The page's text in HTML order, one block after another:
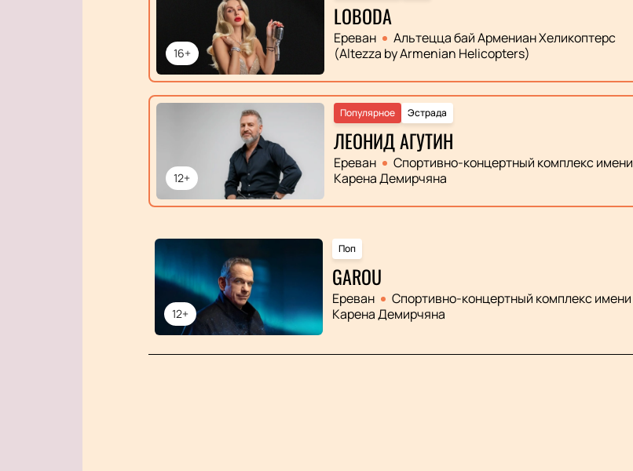
16+
LOBODA
Ереван
Альтецца бай Армениан Хеликоптерс
(Altezza by Armenian Helicopters)
12+
Эстрада
Популярное
ЛЕОНИД АГУТИН
Ереван
Спортивно-концертный комплекс имени
Карена Демирчяна
12+
Поп
GAROU
Ереван
Спортивно-концертный комплекс имени
Карена Демирчяна